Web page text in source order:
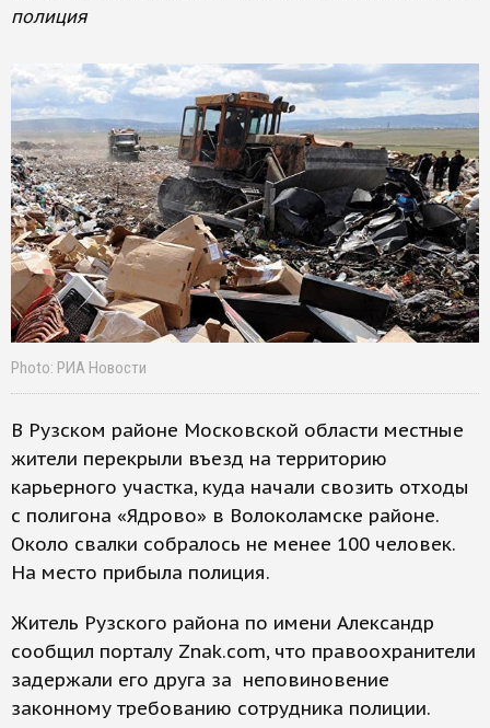
полиция
Photo: РИА Новости
В Рузском районе Московской области местные
жители перекрыли въезд на территорию
карьерного участка, куда начали свозить отходы
с полигона «Ядрово» в Волоколамске районе.
Около свалки собралось не менее 100 человек.
На место прибыла полиция.
Житель Рузского района по имени Александр
сообщил порталу Znak.com, что правоохранители
задержали его друга за неповиновение
законному требованию сотрудника полиции.